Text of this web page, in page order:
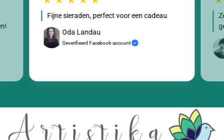
Fijne sieraden, perfect voor een cadeau
Oda Landau
Geverifieerd Facebook-account